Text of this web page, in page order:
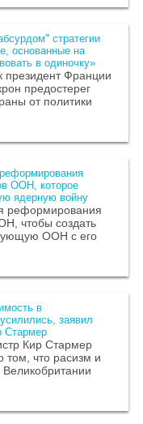
стратегии
основанные на
в одиночку»
президент Франции
предостерег
от политики
ООН, которое
ядерную войну
реформирования
чтобы создать
ООН с его
в
заявил
Стармер
Кир Стармер
том, что расизм и
Великобритании